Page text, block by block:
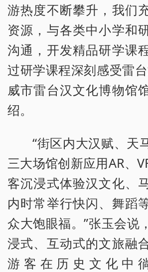
游热度不断攀升，我们
资源，与各类中小学和
沟通，开发精品研学课
过研学课程深刻感受雷
威市雷台汉文化博物馆
绍。
“街区内大汉赋、天
三大场馆创新应用AR、
客沉浸式体验汉文化、
内时常举行快闪、舞蹈
众大饱眼福。”张玉会说
浸式、互动式的文旅融
游客在历史文化中